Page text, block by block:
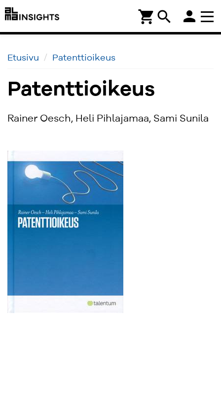
search
shopping_cart person
Etusivu Patenttioikeus
Patenttioikeus
Rainer Oesch, Heli Pihlajamaa, Sami Sunila